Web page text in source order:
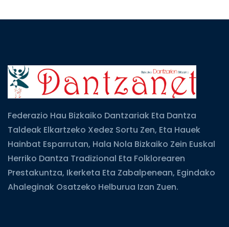
Federazio Hau Bizkaiko Dantzariak Eta Dantza
Taldeak Elkartzeko Xedez Sortu Zen, Eta Hauek
Hainbat Esparrutan, Hala Nola Bizkaiko Zein Euskal
Herriko Dantza Tradizional Eta Folklorearen
Prestakuntza, Ikerketa Eta Zabalpenean, Egindako
Ahaleginak Osatzeko Helburua Izan Zuen.